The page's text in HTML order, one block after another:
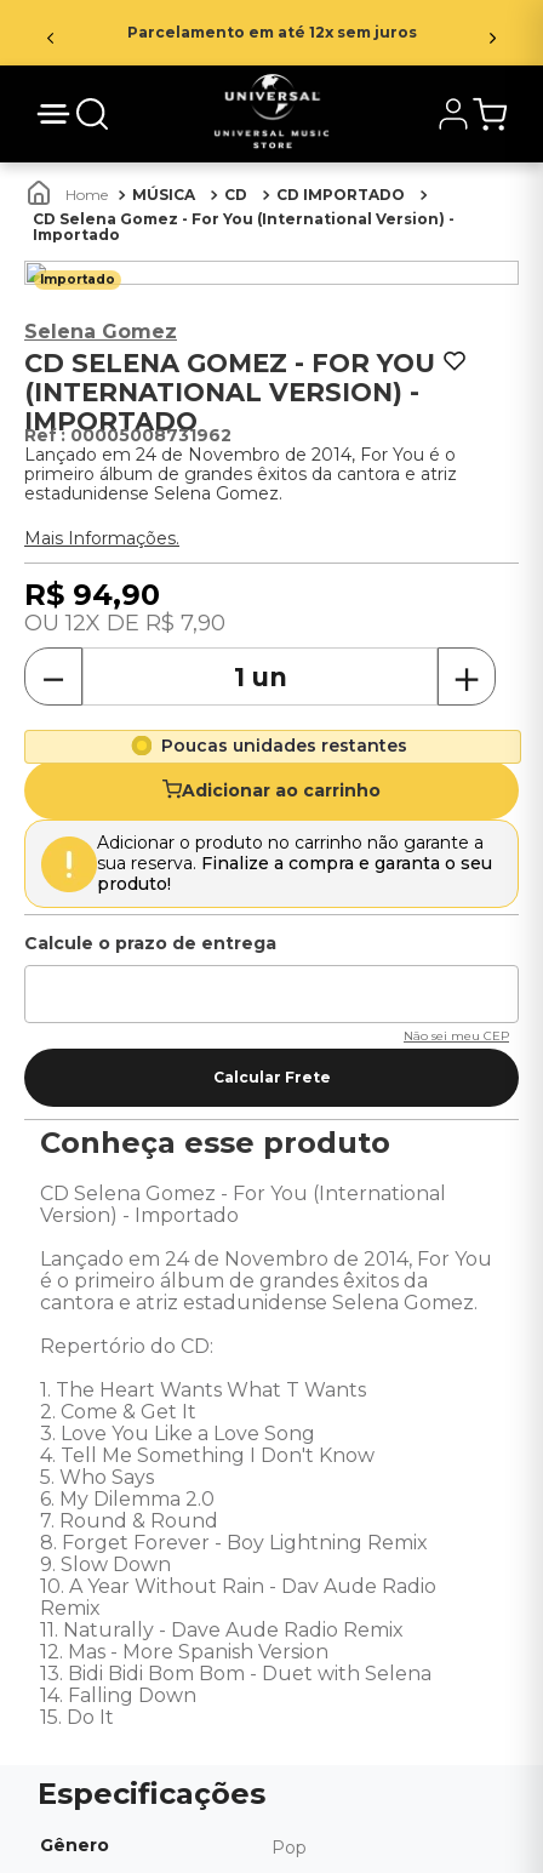
Parcelamento em até 12x sem juros
MÚSICA CD
CD IMPORTADO
CD Selena Gomez - For You (International Version) -
Importado
Importado
Selena Gomez
CD SELENA GOMEZ - FOR YOU
(INTERNATIONAL VERSION) -
IMPORTADO
: 00005008731962
Lançado em 24 de Novembro de 2014, For You é o
primeiro álbum de grandes êxitos da cantora e atriz
estadunidense Selena Gomez.
Mais Informações.
R$ 94,90
12 R$ 7,90
＋
－
Poucas unidades restantes
Adicionar ao carrinho
Adicionar o produto no carrinho não garante a
sua reserva. Finalize a compra e garanta o seu
produto!
Não sei meu CEP
Conheça esse produto
CD Selena Gomez - For You (International
Version) - Importado
Lançado em 24 de Novembro de 2014, For You
é o primeiro álbum de grandes êxitos da
cantora e atriz estadunidense Selena Gomez.
Repertório do CD:
1. The Heart Wants What T Wants
2. Come & Get It
3. Love You Like a Love Song
4. Tell Me Something I Don't Know
5. Who Says
6. My Dilemma 2.0
7. Round & Round
8. Forget Forever - Boy Lightning Remix
9. Slow Down
10. A Year Without Rain - Dav Aude Radio
Remix
11. Naturally - Dave Aude Radio Remix
12. Mas - More Spanish Version
13. Bidi Bidi Bom Bom - Duet with Selena
14. Falling Down
15. Do It
Gênero Pop